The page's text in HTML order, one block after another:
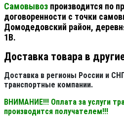
Самовывоз производится по
договоренности с точки
Домодедовский район,
1В.
Доставка товара в
Доставка в регионы России и
транспортные компании.
ВНИМАНИЕ!!! Оплата за услуги
производится получателем!!!